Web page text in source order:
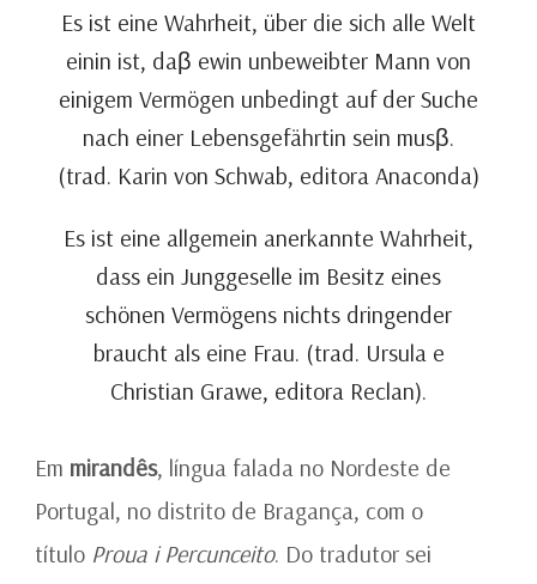
Es ist eine Wahrheit, über die sich alle Welt
einin ist, daβ ewin unbeweibter Mann von
einigem Vermögen unbedingt auf der Suche
nach einer Lebensgefährtin sein musβ.
(trad. Karin von Schwab, editora Anaconda)
Es ist eine allgemein anerkannte Wahrheit,
dass ein Junggeselle im Besitz eines
schönen Vermögens nichts dringender
braucht als eine Frau. (trad. Ursula e
Christian Grawe, editora Reclan).
Em mirandês, língua falada no Nordeste de
Portugal, no distrito de Bragança, com o
título Proua i Percunceito. Do tradutor sei